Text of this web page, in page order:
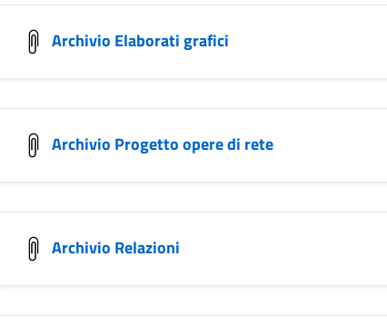
Archivio Elaborati grafici
Archivio Progetto opere di rete
Archivio Relazioni